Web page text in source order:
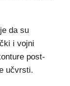
da su
i vojni
post-
učvrsti.